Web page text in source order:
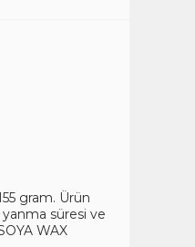
gram. Ürün
yanma süresi ve
WAX